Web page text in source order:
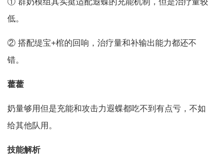
低。
② 搭配缇宝+棺的回响，治疗量和补输出能力都还不
错。
藿藿
奶量够用但是充能和攻击力遐蝶都吃不到有点亏，不如
给其他队用。
技能解析